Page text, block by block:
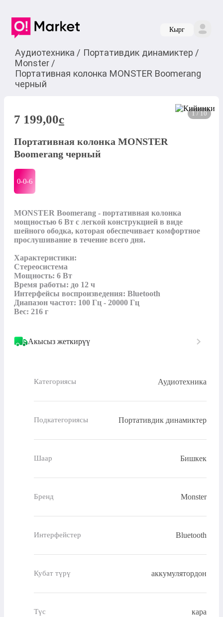
Кырг
Аудиотехника / Портативдик динамиктер /
Monster /
Портативная колонка MONSTER Boomerang
черный
1 / 10
7 199,00c
Портативная колонка MONSTER
Boomerang черный
0-0-6
MONSTER Boomerang - портативная колонка
мощностью 6 Вт с легкой конструкцией в виде
шейного ободка, которая обеспечивает комфортное
прослушивание в течение всего дня.
Характеристики:
Стереосистема
Мощность: 6 Вт
Время работы: до 12 ч
Интерфейсы воспроизведения: Bluetooth
Диапазон частот: 100 Гц - 20000 Гц
Вес: 216 г
Акысыз жеткирүү
Категориясы Аудиотехника
Подкатегориясы Портативдик динамиктер
Шаар Бишкек
Бренд Monster
Интерфейстер Bluetooth
Кубат түрү аккумулятордон
Түс кара